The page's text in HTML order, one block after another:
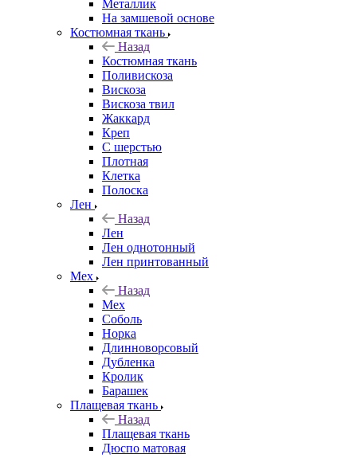
Металлик
На замшевой основе
Костюмная ткань
Назад
Костюмная ткань
Поливискоза
Вискоза
Вискоза твил
Жаккард
Креп
С шерстью
Плотная
Клетка
Полоска
Лен
Назад
Лен
Лен однотонный
Лен принтованный
Мех
Назад
Мех
Соболь
Норка
Длинноворсовый
Дубленка
Кролик
Барашек
Плащевая ткань
Назад
Плащевая ткань
Дюспо матовая